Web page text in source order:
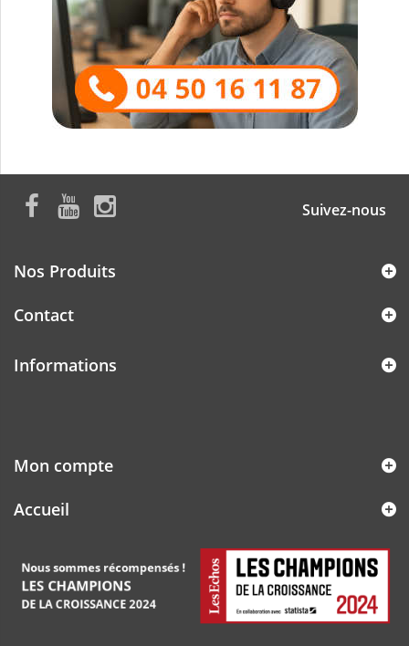
Suivez-nous
Nos Produits
Contact
Informations
Mon compte
Accueil